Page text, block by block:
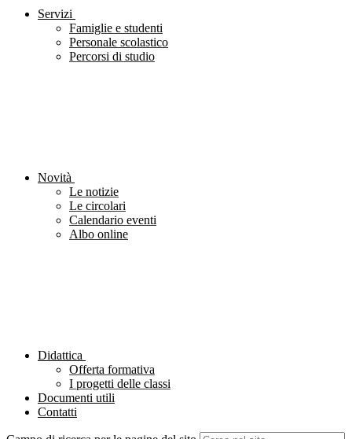
Servizi
Famiglie e studenti
Personale scolastico
Percorsi di studio
Novità
Le notizie
Le circolari
Calendario eventi
Albo online
Didattica
Offerta formativa
I progetti delle classi
Documenti utili
Contatti